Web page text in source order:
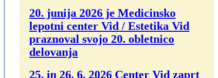
20. junija 2026 je Medicinsko
lepotni center Vid / Estetika Vid
praznoval svojo 20. obletnico
delovanja
25. in 26. 6. 2026 Center Vid zaprt